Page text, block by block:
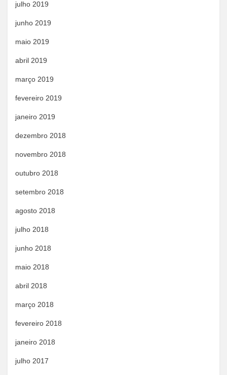
julho 2019
junho 2019
maio 2019
abril 2019
março 2019
fevereiro 2019
janeiro 2019
dezembro 2018
novembro 2018
outubro 2018
setembro 2018
agosto 2018
julho 2018
junho 2018
maio 2018
abril 2018
março 2018
fevereiro 2018
janeiro 2018
julho 2017